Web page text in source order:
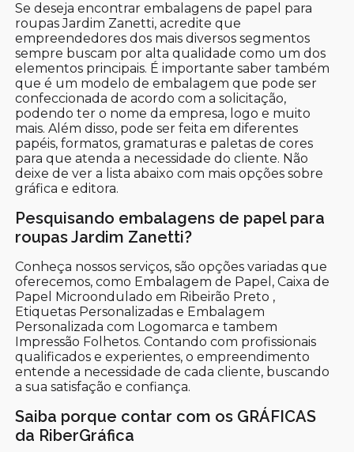
Se deseja encontrar embalagens de papel para
roupas Jardim Zanetti, acredite que
empreendedores dos mais diversos segmentos
sempre buscam por alta qualidade como um dos
elementos principais. É importante saber também
que é um modelo de embalagem que pode ser
confeccionada de acordo com a solicitação,
podendo ter o nome da empresa, logo e muito
mais. Além disso, pode ser feita em diferentes
papéis, formatos, gramaturas e paletas de cores
para que atenda a necessidade do cliente. Não
deixe de ver a lista abaixo com mais opções sobre
gráfica e editora.
Pesquisando embalagens de papel para
roupas Jardim Zanetti?
Conheça nossos serviços, são opções variadas que
oferecemos, como Embalagem de Papel, Caixa de
Papel Microondulado em Ribeirão Preto ,
Etiquetas Personalizadas e Embalagem
Personalizada com Logomarca e tambem
Impressão Folhetos. Contando com profissionais
qualificados e experientes, o empreendimento
entende a necessidade de cada cliente, buscando
a sua satisfação e confiança.
Saiba porque contar com os GRÁFICAS
da RiberGráfica